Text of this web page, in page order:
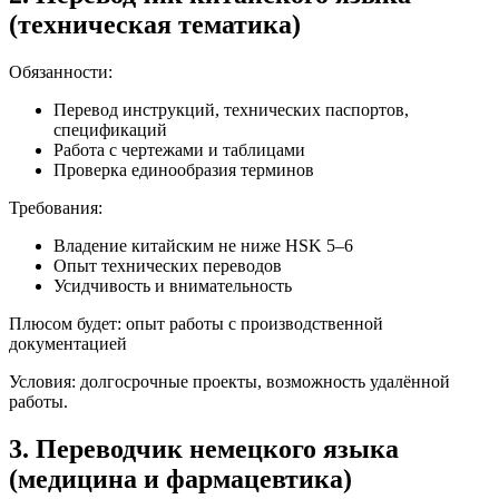
(техническая тематика)
Обязанности:
Перевод инструкций, технических паспортов,
спецификаций
Работа с чертежами и таблицами
Проверка единообразия терминов
Требования:
Владение китайским не ниже HSK 5–6
Опыт технических переводов
Усидчивость и внимательность
Плюсом будет: опыт работы с производственной
документацией
Условия: долгосрочные проекты, возможность удалённой
работы.
3. Переводчик немецкого языка
(медицина и фармацевтика)